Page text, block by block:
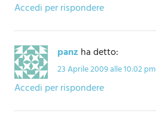
Accedi per rispondere
panz ha detto:
23 Aprile 2009 alle 10:02 pm
Accedi per rispondere